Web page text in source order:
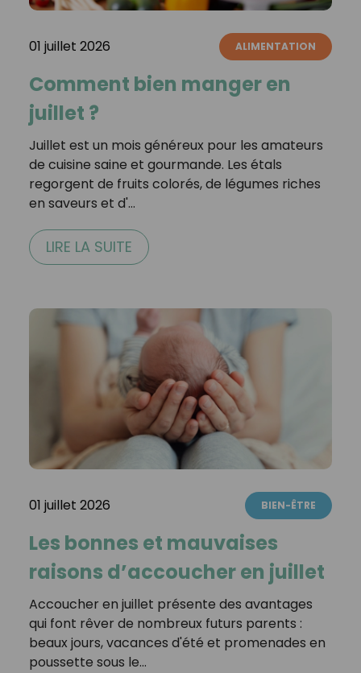
01 juillet 2026 ALIMENTATION
Comment bien manger en
juillet ?
Juillet est un mois généreux pour les amateurs
de cuisine saine et gourmande. Les étals
regorgent de fruits colorés, de légumes riches
en saveurs et d'…
LIRE LA SUITE
01 juillet 2026 BIEN-ÊTRE
Les bonnes et mauvaises
raisons d’accoucher en juillet
Accoucher en juillet présente des avantages
qui font rêver de nombreux futurs parents :
beaux jours, vacances d'été et promenades en
poussette sous le…